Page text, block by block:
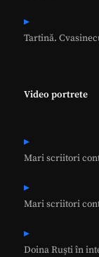
Tartină.
Video portrete
Mari scriitori
Mari scriitori
Doina Ruști în